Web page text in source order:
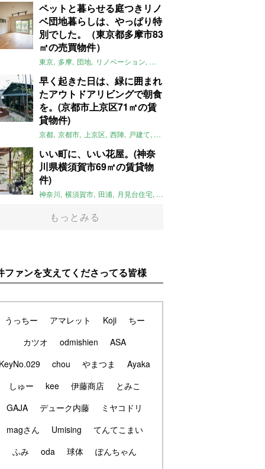
ペットと暮らせる庭つきリノ
ベ団地暮らしは、やっぱり特
別でした。（東京都多摩市83
㎡の売買物件）
東京 多摩 団地 リノベーション 庭
早く起きた日は、緑に囲まれ
たアウトドアリビングで朝食
を。(京都市上京区71㎡の賃
貸物件)
京都 京都市 上京区 西陣 戸建て 平屋
いい町に、いい花屋。(神奈
川県横須賀市69㎡の賃貸物
件)
神奈川 横須賀市 田浦 月見台住宅 一軒家
もっとみる
ファンを支えてくださってる皆様
うっちー アマレット Koji
ちー
カツオ
odmishien
ASA
chou やまつま
Ayaka
しゅー
kee 伊藤商店
とみこ
GAJA
デューク内藤
ミヤコドリ
magさん
Umising
てんてこまい
ふみ
oda 球体
ぽんちゃん